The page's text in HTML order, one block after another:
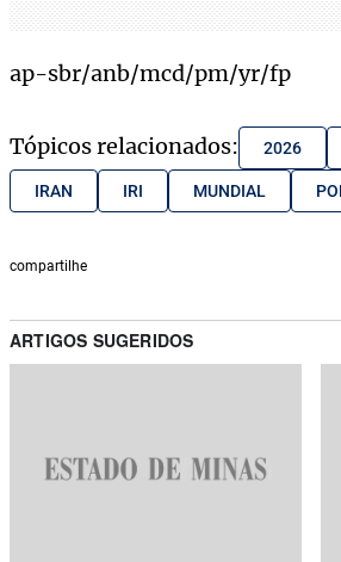
ap-sbr/anb/mcd/pm/yr/fp
Tópicos relacionados: 2026
IRAN IRI MUNDIAL
compartilhe